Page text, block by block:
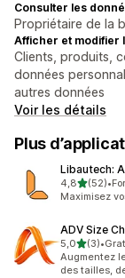
Consulter les
Propriétaire de la
Afficher et modifier
Clients, produits,
données
autres données
Voir les détails
Plus
Libautech:
4,8étoile(s)
(52)
52 avis au•
Maximisez
ADV Size
5,0étoile(s)
(3)
3 avis au total
•
Augmentez
des tailles,